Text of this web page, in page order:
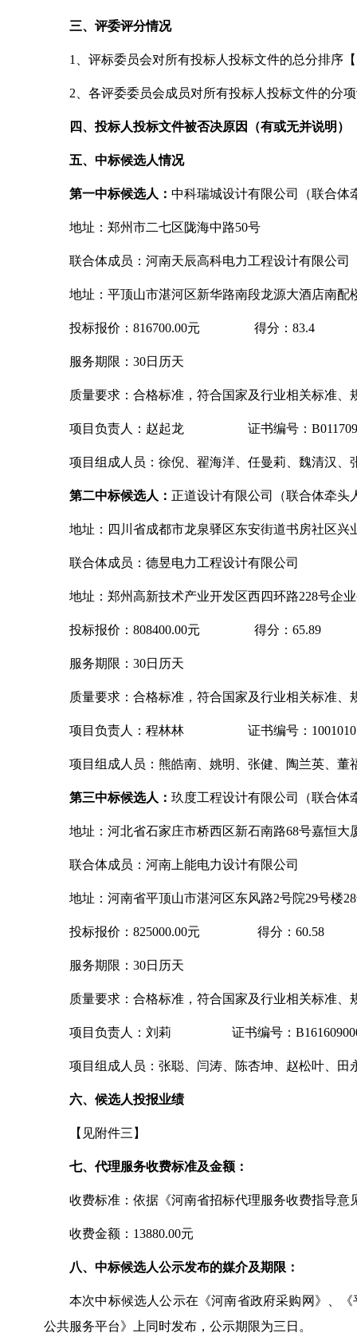
三、评委评分情况
1、评标委员会对所有投标人投标文件的总分排序
2、各评委委员会成员对所有投标人投标文件的分
四、投标人投标文件被否决原因（有或无并说明）
五、中标候选人情况
第一中标候选人： 中科瑞城设计有限公司（联合体
地址：郑州市二七区陇海中路50号
联合体成员：河南天辰高科电力工程设计有限公司
地址：平顶山市湛河区新华路南段龙源大酒店南配
投标报价： 816700.00元 得分：83.4
服务期限： 30日历天
质量要求：合格标准，符合国家及行业相关标准、
项目负责人：赵起龙 证书编号：
项目组成人员：徐倪、翟海洋、任曼莉、魏清汉、
第二中标候选人： 正道设计有限公司（联合体牵头
地址：四川省成都市龙泉驿区东安街道书房社区兴
联合体成员：德昱电力工程设计有限公司
地址：郑州高新技术产业开发区西四环路228号企
投标报价： 808400.00元 得分：65.89
服务期限： 30日历天
质量要求：合格标准，符合国家及行业相关标准、
项目负责人：程林林 证书编号：
项目组成人员：熊皓南、姚明、张健、陶兰英、董
第三中标候选人： 玖度工程设计有限公司（联合体
地址：河北省石家庄市桥西区新石南路68号嘉恒大
联合体成员：河南上能电力设计有限公司
地址：河南省平顶山市湛河区东风路2号院29号楼
投标报价： 825000.00元 得分：60.58
服务期限： 30日历天
质量要求：合格标准，符合国家及行业相关标准、
项目负责人：刘莉 证书编号：
项目组成人员：张聪、闫涛、陈杏坤、赵松叶、田
六、候选人投报业绩
【见附件三】
七、代理服务收费标准及金额：
收费标准：依据《河南省招标代理服务收费指导意
收费金额： 13880.00元
八、中标候选人公示发布的媒介及期限：
本次中标候选人公示在《河南省政府采购网》、
公共服务平台》上同时发布，公示期限为三日。